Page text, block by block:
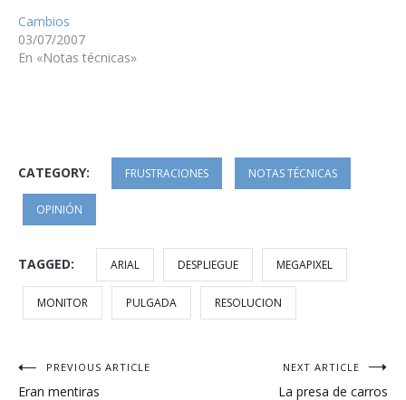
Cambios
03/07/2007
En «Notas técnicas»
CATEGORY: FRUSTRACIONES NOTAS TÉCNICAS
OPINIÓN
TAGGED: ARIAL DESPLIEGUE MEGAPIXEL
MONITOR PULGADA RESOLUCION
Navegación
PREVIOUS ARTICLE
Eran mentiras
NEXT ARTICLE
La presa de carros